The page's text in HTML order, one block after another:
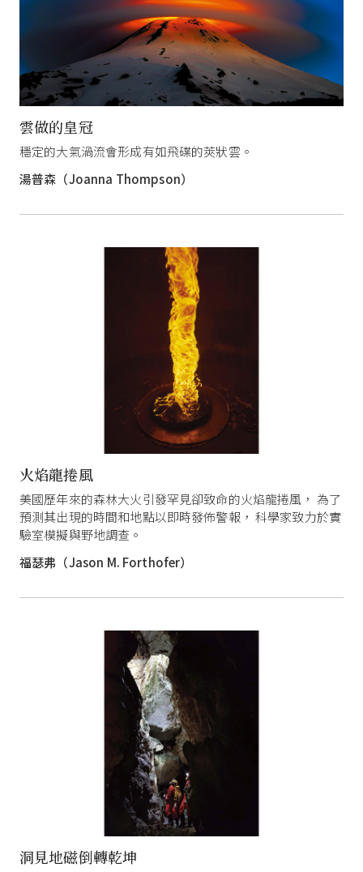
雲做的皇冠
穩定的大氣渦流會形成有如飛碟的莢狀雲。
湯普森（Joanna Thompson）
火焰龍捲風
美國歷年來的森林大火引發罕見卻致命的火焰龍捲風， 為了
預測其出現的時間和地點以即時發佈警報， 科學家致力於實
驗室模擬與野地調查。
福瑟弗（Jason M. Forthofer）
洞見地磁倒轉乾坤